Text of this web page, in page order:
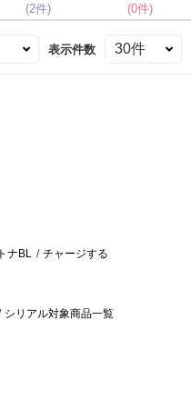
(2件) (0件)
表示件数
ナBL チャージする
シリアル対象商品一覧